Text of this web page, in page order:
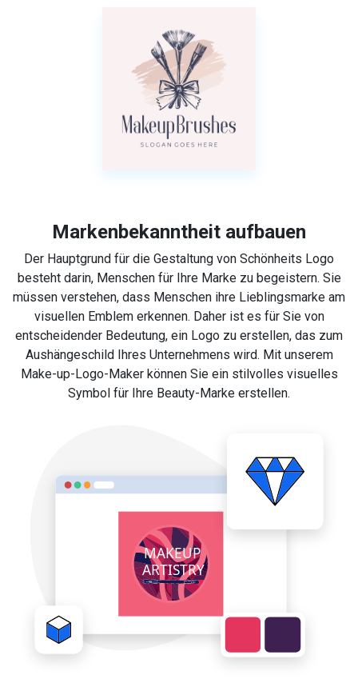
Markenbekanntheit aufbauen
Der Hauptgrund für die Gestaltung von Schönheits Logo
besteht darin, Menschen für Ihre Marke zu begeistern. Sie
müssen verstehen, dass Menschen ihre Lieblingsmarke am
visuellen Emblem erkennen. Daher ist es für Sie von
entscheidender Bedeutung, ein Logo zu erstellen, das zum
Aushängeschild Ihres Unternehmens wird. Mit unserem
Make-up-Logo-Maker können Sie ein stilvolles visuelles
Symbol für Ihre Beauty-Marke erstellen.